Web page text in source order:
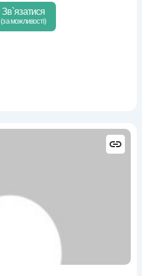
Зв`язатися
(за можливості)